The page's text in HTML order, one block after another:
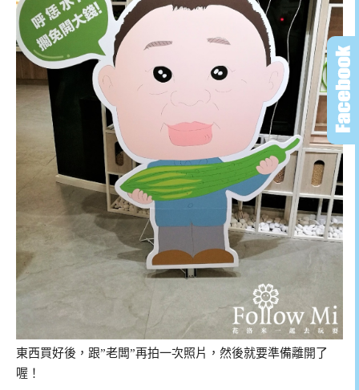
東西買好後，跟”老闆”再拍一次照片，然後就要準備離開了
喔！